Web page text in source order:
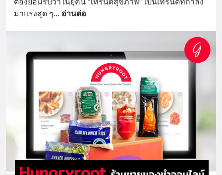
มาแรงสุด ๆ... อ่านต่อ